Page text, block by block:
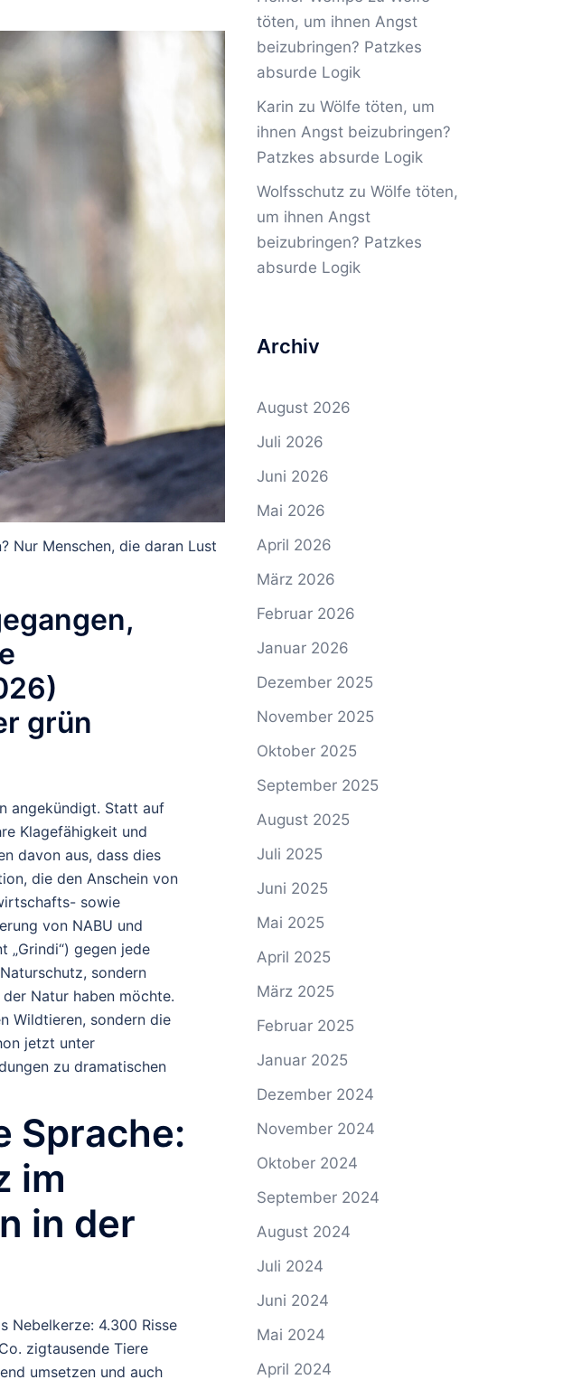
Nur Menschen, die daran Lust
)
grün
angekündigt. Statt auf
Klagefähigkeit und
davon aus, dass dies
die den Anschein von
sowie
von NABU und
„Grindi“) gegen jede
sondern
Natur haben möchte.
Wildtieren, sondern die
jetzt unter
zu dramatischen
Sprache:
im
in der
Nebelkerze: 4.300 Risse
zigtausende Tiere
umsetzen und auch
töten, um ihnen Angst
beizubringen? Patzkes
absurde Logik
Karin zu Wölfe töten, um
ihnen Angst beizubringen?
Patzkes absurde Logik
Wolfsschutzzu Wölfe töten,
um ihnen Angst
beizubringen? Patzkes
absurde Logik
Archiv
August 2026
Juli 2026
Juni 2026
Mai 2026
April 2026
März 2026
Februar 2026
Januar 2026
Dezember 2025
November 2025
Oktober 2025
September 2025
August 2025
Juli 2025
Juni 2025
Mai 2025
April 2025
März 2025
Februar 2025
Januar 2025
Dezember 2024
November 2024
Oktober 2024
September 2024
August 2024
Juli 2024
Juni 2024
Mai 2024
April 2024